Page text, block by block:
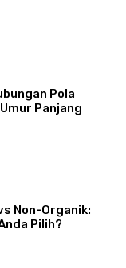
Pola
Panjang
Non-Organik:
Pilih?